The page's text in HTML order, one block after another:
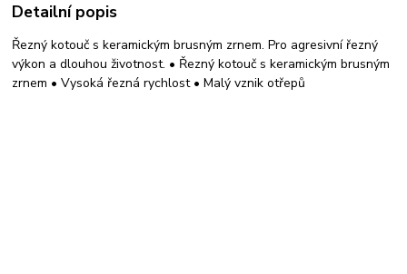
Detailní popis
Řezný kotouč s keramickým brusným zrnem. Pro agresivní řezný
výkon a dlouhou životnost. • Řezný kotouč s keramickým brusným
zrnem • Vysoká řezná rychlost • Malý vznik otřepů